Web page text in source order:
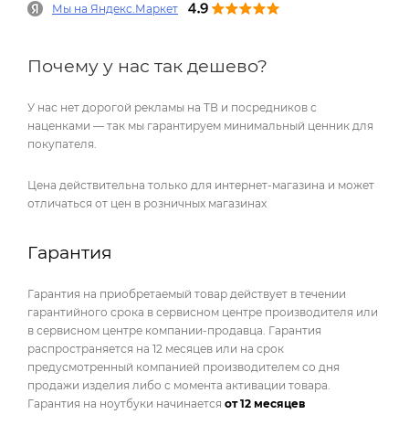
Мы на Яндекс.Маркет
Почему у нас так дешево?
У нас нет дорогой рекламы на ТВ и посредников с
наценками — так мы гарантируем минимальный ценник для
покупателя.
Цена действительна только для интернет-магазина и может
отличаться от цен в розничных магазинах
Гарантия
Гарантия на приобретаемый товар действует в течении
гарантийного срока в сервисном центре производителя или
в сервисном центре компании-продавца. Гарантия
распространяется на 12 месяцев или на срок
предусмотренный компанией производителем со дня
продажи изделия либо с момента активации товара.
Гарантия на ноутбуки начинается от 12 месяцев